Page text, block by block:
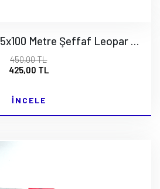
Vege Koli Bandı 45x100 Metre Şeffaf Leopar Koli Bandı 6 lı paket
450,00 TL
425,00 TL
İNCELE